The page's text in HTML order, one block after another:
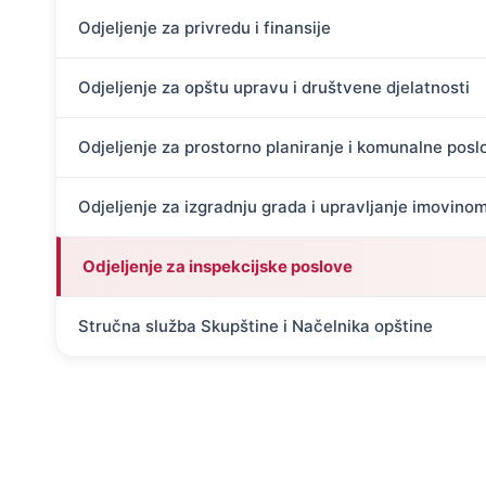
Odjeljenje za privredu i finansije
Odjeljenje za opštu upravu i društvene djelatnosti
Odjeljenje za prostorno planiranje i komunalne
Odjeljenje za izgradnju grada i upravljanje
Odjeljenje za inspekcijske poslove
Stručna služba Skupštine i Načelnika opštine